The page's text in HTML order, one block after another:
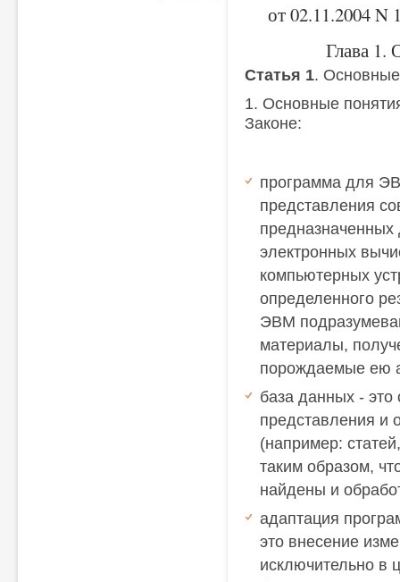
от 02.11.2004
Глава
Статья 1.
1. Основные
Законе:
программа для
представления
электронных
компьютерных
определенного
ЭВМ
материалы,
порождаемые ею
база данных -
представления и
(например:
таким образом,
найдены и
адаптация
это внесение
исключительно в